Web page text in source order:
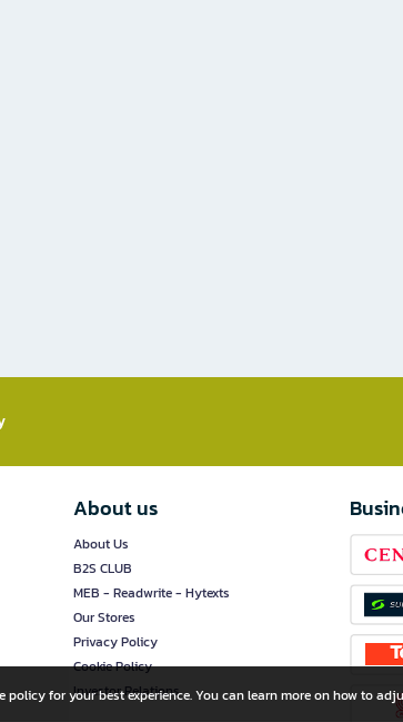
About us
About Us
B2S CLUB
MEB - Readwrite - Hytexts
Our Stores
Privacy Policy
Cookie Policy
Investor Relations
policy for your best experience. You can learn more on how to